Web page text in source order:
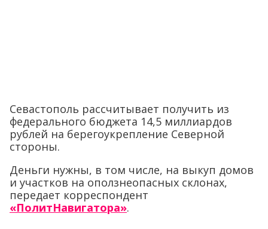
Севастополь рассчитывает получить из
федерального бюджета 14,5 миллиардов
рублей на берегоукрепление Северной
стороны.
Деньги нужны, в том числе, на выкуп домов
и участков на оползнеопасных склонах,
передает корреспондент
«ПолитНавигатора».